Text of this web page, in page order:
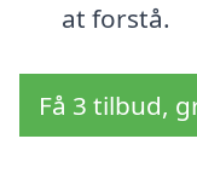
at forstå.
Få 3 tilbud,